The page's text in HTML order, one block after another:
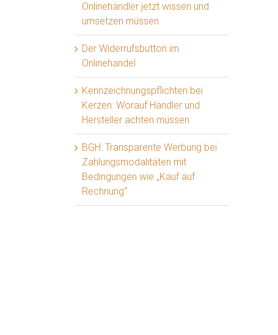
Onlinehändler jetzt wissen und
umsetzen müssen
Der Widerrufsbutton im
Onlinehandel
Kennzeichnungspflichten bei
Kerzen: Worauf Händler und
Hersteller achten müssen
BGH: Transparente Werbung bei
Zahlungsmodalitäten mit
Bedingungen wie „Kauf auf
Rechnung“